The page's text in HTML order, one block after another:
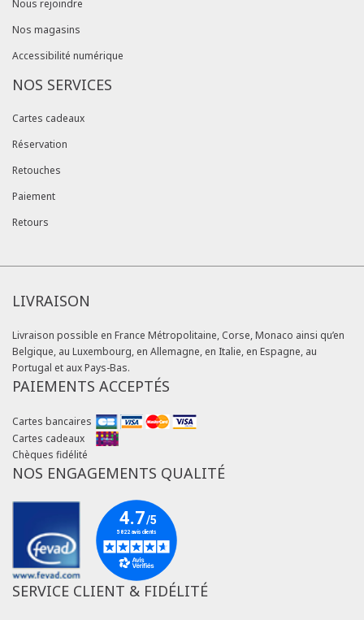
Nous rejoindre
Nos magasins
Accessibilité numérique
NOS SERVICES
Cartes cadeaux
Réservation
Retouches
Paiement
Retours
LIVRAISON
Livraison possible en France Métropolitaine, Corse, Monaco ainsi qu’en
Belgique, au Luxembourg, en Allemagne, en Italie, en Espagne, au
Portugal et aux Pays-Bas.
PAIEMENTS ACCEPTÉS
Cartes bancaires
Cartes cadeaux
Chèques fidélité
NOS ENGAGEMENTS QUALITÉ
SERVICE CLIENT & FIDÉLITÉ